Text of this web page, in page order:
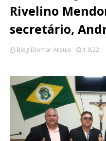
Rivelino
secretário,
Blog Diomar Araujo 1.9.22